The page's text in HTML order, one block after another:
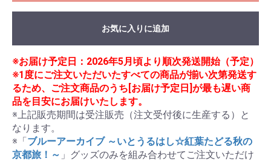
お気に入りに追加
※お届け予定日：2026年5月頃より順次発送開始（予定）
※1度にご注文いただいたすべての商品が揃い次第発送す
るため、ご注文商品のうち[お届け予定日]が最も遅い商
品を目安にお届けいたします。
※上記販売期間は受注販売（注文受付後に生産する）と
なります。
※「ブルーアーカイブ ～いとうるはし☆紅葉たどる秋の
京都旅！～ 」グッズのみを組み合わせてご注文いただけ